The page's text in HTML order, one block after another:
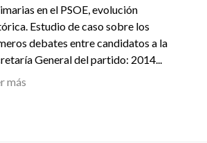
en el PSOE, evolución
Estudio de caso sobre los
debates entre candidatos a la
General del partido: 2014...
más